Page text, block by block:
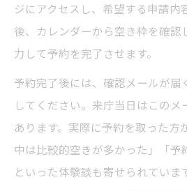
ジにアクセスし、希望する申請内
後、カレンダーから空き枠を確認
力して予約を完了させます。
予約完了後には、確認メールが届
してください。来庁当日はこの
あります。実際に予約を取った方
中は比較的空きが多かった」「予
といった体験談も寄せられていま